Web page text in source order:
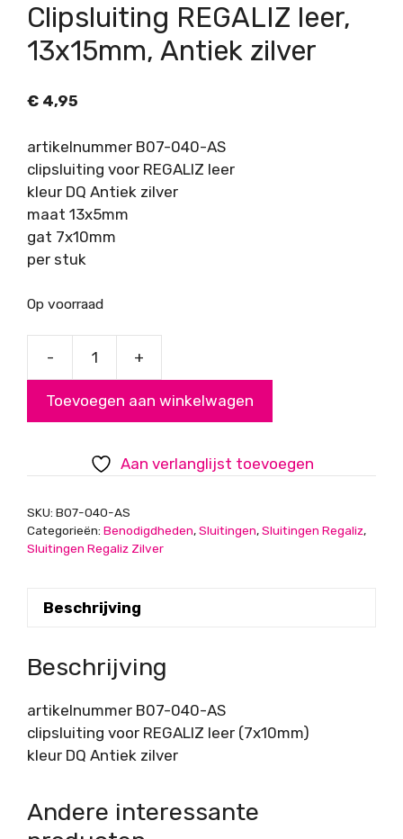
Clipsluiting REGALIZ leer,
13x15mm, Antiek zilver
€ 4,95
artikelnummer B07-040-AS
clipsluiting voor REGALIZ leer
kleur DQ Antiek zilver
maat 13x5mm
gat 7x10mm
per stuk
Op voorraad
-
leer,
Antiek
zilver
+
Toevoegen aan winkelwagen
Aan verlanglijst toevoegen
SKU: B07-040-AS
Categorieën: Benodigdheden,Sluitingen,Sluitingen Regaliz,
Sluitingen Regaliz Zilver
Beschrijving
Beschrijving
artikelnummer B07-040-AS
clipsluiting voor REGALIZ leer (7x10mm)
kleur DQ Antiek zilver
Andere interessante